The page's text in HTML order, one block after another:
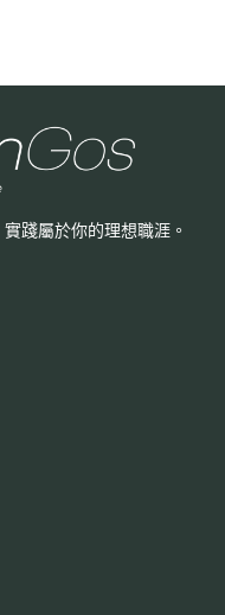
實踐屬於你的理想職涯。